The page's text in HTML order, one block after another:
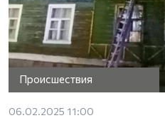
Происшествия
06.02.2025 11:00